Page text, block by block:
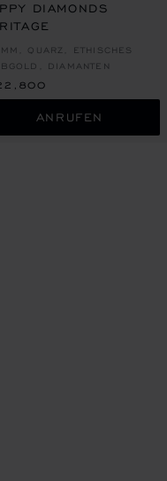
DIAMONDS
QUARZ, ETHISCHES
DIAMANTEN
ANRUFEN